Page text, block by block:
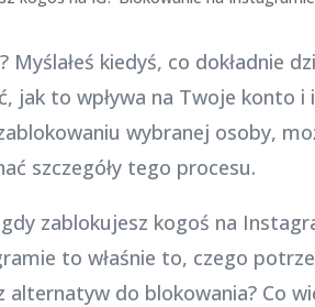
kiedyś, co dokładnie
jak to wpływa na Twoje konto
wybranej osoby,
szczegóły tego procesu.
zablokujesz kogoś na
to właśnie to, czego
do blokowania? Co